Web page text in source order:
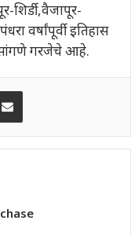
शिर्डी,वैजापूर-
वर्षांपूर्वी इतिहास
सांगणे गरजेचे आहे.
Share via Email